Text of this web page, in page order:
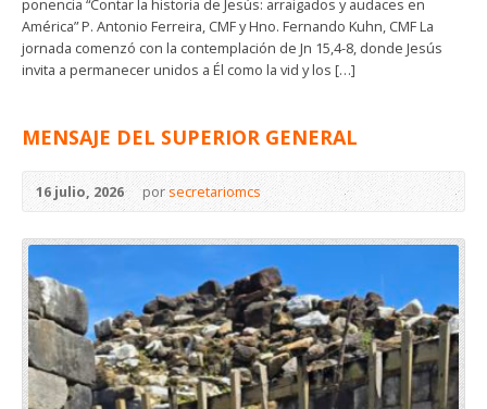
ponencia “Contar la historia de Jesús: arraigados y audaces en
América” P. Antonio Ferreira, CMF y Hno. Fernando Kuhn, CMF La
jornada comenzó con la contemplación de Jn 15,4-8, donde Jesús
invita a permanecer unidos a Él como la vid y los […]
MENSAJE DEL SUPERIOR GENERAL
16 julio, 2026 por secretariomcs